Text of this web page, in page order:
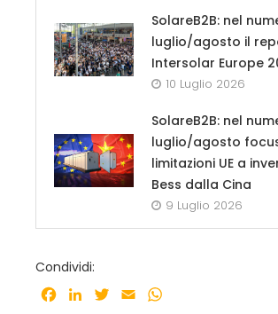
SolareB2B: nel
luglio/agosto il
Intersolar Europe
10 Luglio 2026
SolareB2B: nel
luglio/agosto
limitazioni UE a
Bess dalla Cina
9 Luglio 2026
Condividi:
Facebook
LinkedInTwitter
Email